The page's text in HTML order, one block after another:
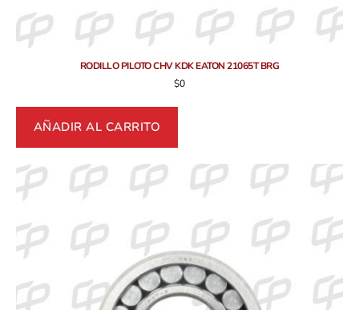
RODILLO PILOTO CHV KDK EATON 21065T BRG
$0
AÑADIR AL CARRITO